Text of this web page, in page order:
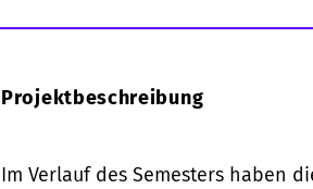
Projektbeschreibung
Im Verlauf des Semesters haben